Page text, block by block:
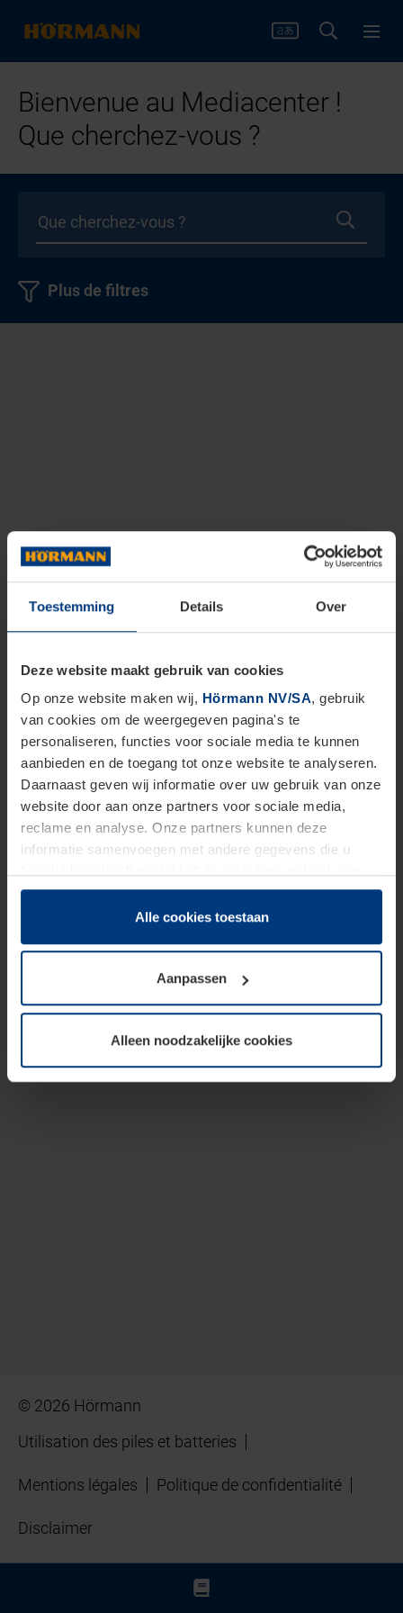
Toestemming Details Over
Deze website maakt gebruik van cookies
Op onze website maken wij, Hörmann NV/SA, gebruik
van cookies om de weergegeven pagina's te
personaliseren, functies voor sociale media te kunnen
aanbieden en de toegang tot onze website te analyseren.
Daarnaast geven wij informatie over uw gebruik van onze
website door aan onze partners voor sociale media,
reclame en analyse. Onze partners kunnen deze
informatie samenvoegen met andere gegevens die u
hun diensten hebben verzameld.
Juridisch hebben wij het recht om cookies op uw
van deze pagina's absoluut vereist is. Voor alle andere
soorten cookies is uw toestemming benodigd. Uw
toestemming kunt u op elk moment bij de uitleg van de
wijzigen of herroepen.
Alle cookies toestaan
Aanpassen
Alleen noodzakelijke cookies
Bienvenue au Mediacenter !
Que cherchez-vous ?
Plus de filtres
© 2026 Hörmann
Utilisation des piles et batteries
Mentions légales Politique de confidentialité
Disclaimer